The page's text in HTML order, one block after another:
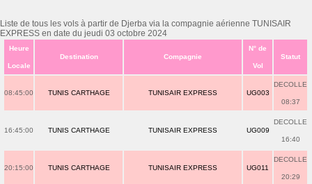
Liste de tous les vols à partir de Djerba via la compagnie aérienne TUNISAIR
EXPRESS en date du jeudi 03 octobre 2024
Heure
Locale
Destination Compagnie
N° de
Vol
Statut
08:45:00 TUNIS CARTHAGE TUNISAIR EXPRESS UG003
DECOLLE
08:37
16:45:00 TUNIS CARTHAGE TUNISAIR EXPRESS UG009
DECOLLE
16:40
20:15:00 TUNIS CARTHAGE TUNISAIR EXPRESS UG011
DECOLLE
20:29